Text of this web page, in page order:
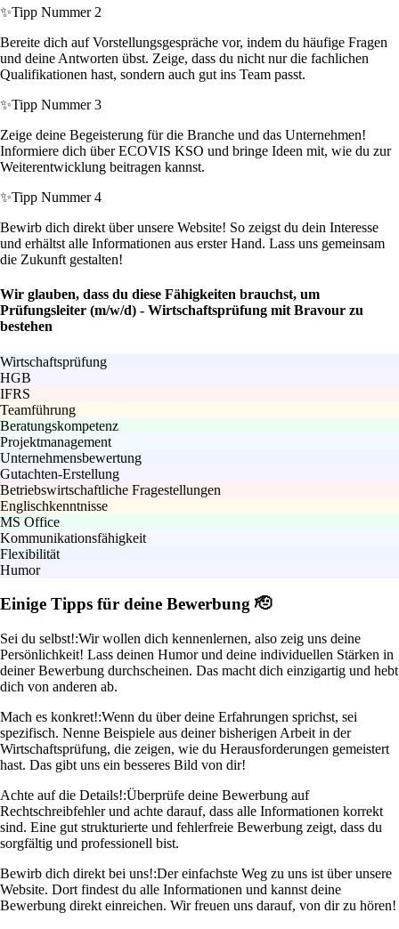
✨Tipp Nummer 2
Bereite dich auf Vorstellungsgespräche vor, indem du häufige Fragen
und deine Antworten übst. Zeige, dass du nicht nur die fachlichen
Qualifikationen hast, sondern auch gut ins Team passt.
✨Tipp Nummer 3
Zeige deine Begeisterung für die Branche und das Unternehmen!
Informiere dich über ECOVIS KSO und bringe Ideen mit, wie du zur
Weiterentwicklung beitragen kannst.
✨Tipp Nummer 4
Bewirb dich direkt über unsere Website! So zeigst du dein Interesse
und erhältst alle Informationen aus erster Hand. Lass uns gemeinsam
die Zukunft gestalten!
Wir glauben, dass du diese Fähigkeiten brauchst, um
Prüfungsleiter (m/w/d) - Wirtschaftsprüfung mit Bravour zu
bestehen
Wirtschaftsprüfung
HGB
IFRS
Teamführung
Beratungskompetenz
Projektmanagement
Unternehmensbewertung
Gutachten-Erstellung
Betriebswirtschaftliche Fragestellungen
Englischkenntnisse
MS Office
Kommunikationsfähigkeit
Flexibilität
Humor
Einige Tipps für deine Bewerbung 🫡
Sei du selbst!:Wir wollen dich kennenlernen, also zeig uns deine
Persönlichkeit! Lass deinen Humor und deine individuellen Stärken in
deiner Bewerbung durchscheinen. Das macht dich einzigartig und hebt
dich von anderen ab.
Mach es konkret!:Wenn du über deine Erfahrungen sprichst, sei
spezifisch. Nenne Beispiele aus deiner bisherigen Arbeit in der
Wirtschaftsprüfung, die zeigen, wie du Herausforderungen gemeistert
hast. Das gibt uns ein besseres Bild von dir!
Achte auf die Details!:Überprüfe deine Bewerbung auf
Rechtschreibfehler und achte darauf, dass alle Informationen korrekt
sind. Eine gut strukturierte und fehlerfreie Bewerbung zeigt, dass du
sorgfältig und professionell bist.
Bewirb dich direkt bei uns!:Der einfachste Weg zu uns ist über unsere
Website. Dort findest du alle Informationen und kannst deine
Bewerbung direkt einreichen. Wir freuen uns darauf, von dir zu hören!